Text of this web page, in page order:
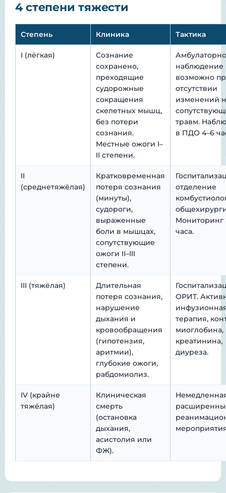
4 степени тяжести
Степень Клиника Тактика
I (лёгкая)
Сознание
сохранено,
преходящие
судорожные
сокращения
скелетных мышц,
без потери
сознания.
Местные ожоги I–
II степени.
наблюдение
возможно
отсутствии
изменений
травм.
в ПДО 4–6
II
(среднетяжёлая)
Кратковременная
потеря сознания
(минуты),
судороги,
выраженные
боли в мышцах,
сопутствующие
ожоги II–III
степени.
отделение
Мониторинг
часа.
III (тяжёлая)
Длительная
потеря сознания,
нарушение
дыхания и
кровообращения
(гипотензия,
аритмии),
глубокие ожоги,
рабдомиолиз.
ОРИТ.
терапия,
миоглобина,
креатинина,
диуреза.
IV (крайне
тяжёлая)
Клиническая
смерть
(остановка
дыхания,
асистолия или
ФЖ).